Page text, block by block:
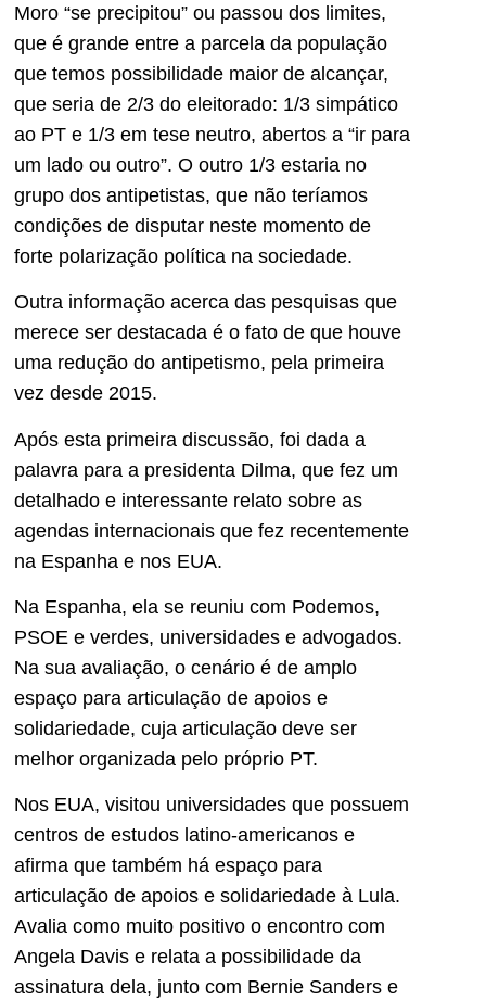
Moro “se precipitou” ou passou dos limites,
que é grande entre a parcela da população
que temos possibilidade maior de alcançar,
que seria de 2/3 do eleitorado: 1/3 simpático
ao PT e 1/3 em tese neutro, abertos a “ir para
um lado ou outro”. O outro 1/3 estaria no
grupo dos antipetistas, que não teríamos
condições de disputar neste momento de
forte polarização política na sociedade.
Outra informação acerca das pesquisas que
merece ser destacada é o fato de que houve
uma redução do antipetismo, pela primeira
vez desde 2015.
Após esta primeira discussão, foi dada a
palavra para a presidenta Dilma, que fez um
detalhado e interessante relato sobre as
agendas internacionais que fez recentemente
na Espanha e nos EUA.
Na Espanha, ela se reuniu com Podemos,
PSOE e verdes, universidades e advogados.
Na sua avaliação, o cenário é de amplo
espaço para articulação de apoios e
solidariedade, cuja articulação deve ser
melhor organizada pelo próprio PT.
Nos EUA, visitou universidades que possuem
centros de estudos latino-americanos e
afirma que também há espaço para
articulação de apoios e solidariedade à Lula.
Avalia como muito positivo o encontro com
Angela Davis e relata a possibilidade da
assinatura dela, junto com Bernie Sanders e